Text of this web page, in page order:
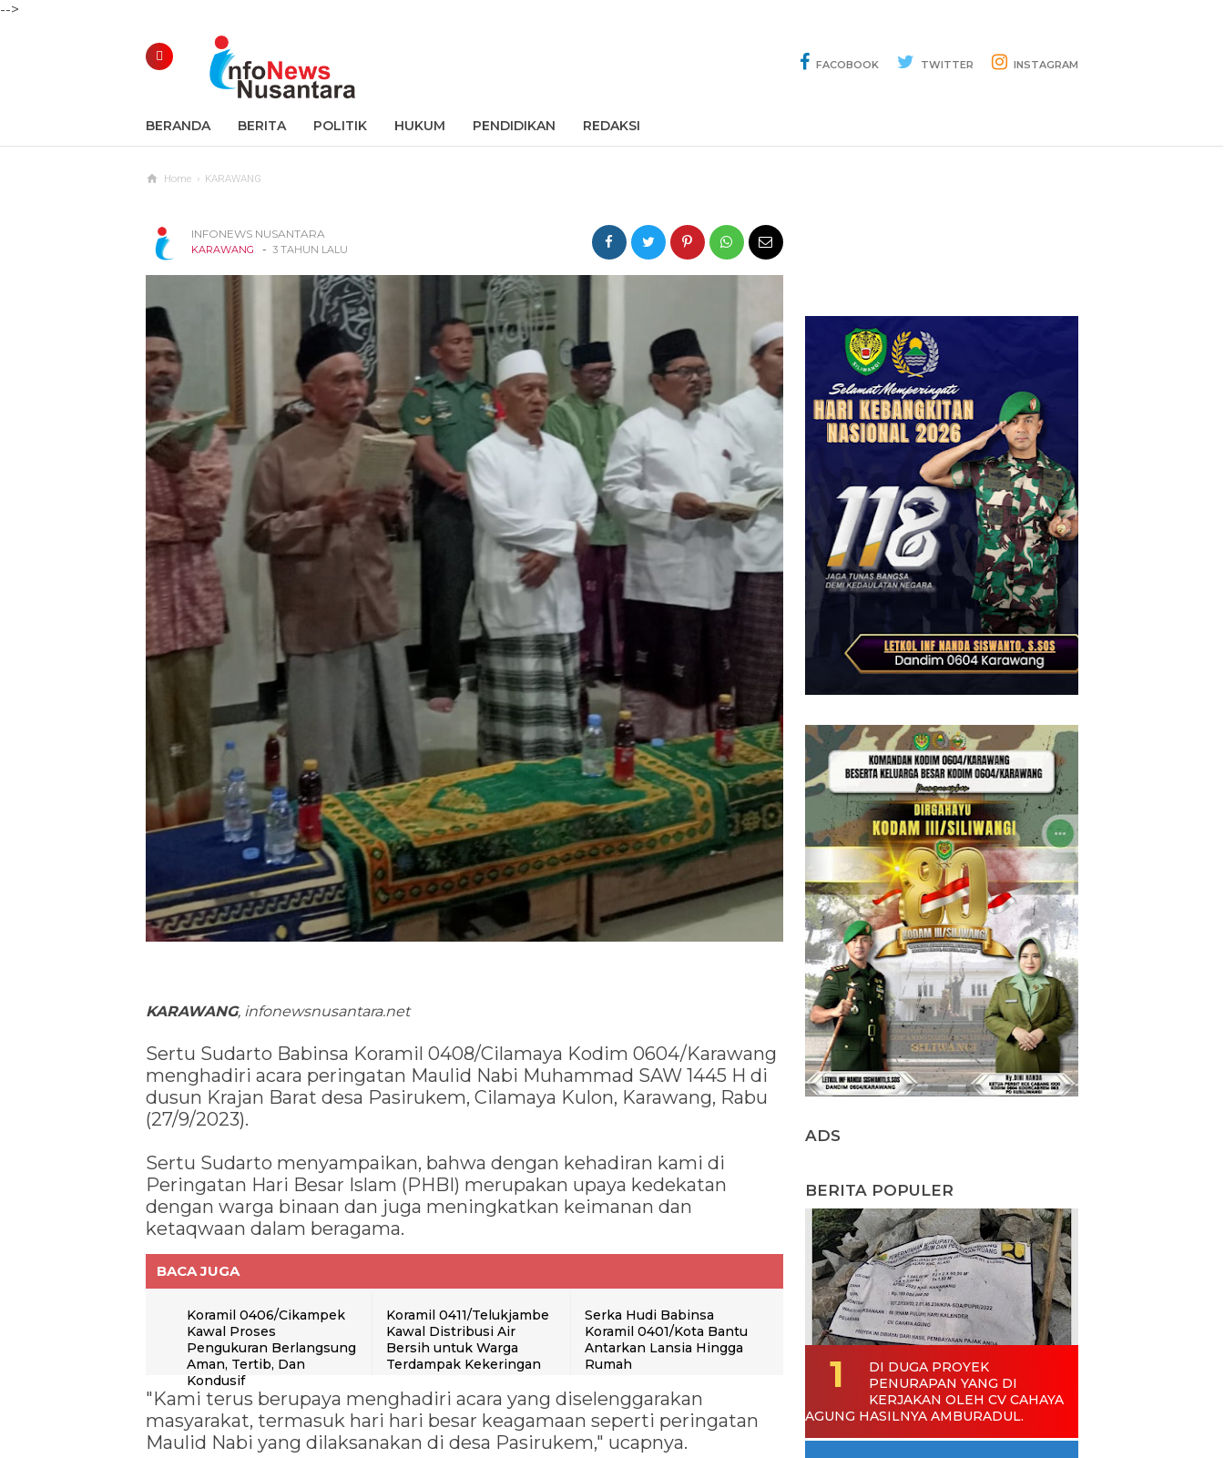
-->
FACOBOOK TWITTER INSTAGRAM
BERANDA BERITA POLITIK HUKUM PENDIDIKAN REDAKSI
Home › KARAWANG
INFONEWS NUSANTARA
KARAWANG - 3 TAHUN LALU
KARAWANG, infonewsnusantara.net
Sertu Sudarto Babinsa Koramil 0408/Cilamaya Kodim 0604/Karawang
menghadiri acara peringatan Maulid Nabi Muhammad SAW 1445 H di
dusun Krajan Barat desa Pasirukem, Cilamaya Kulon, Karawang, Rabu
(27/9/2023).
Sertu Sudarto menyampaikan, bahwa dengan kehadiran kami di
Peringatan Hari Besar Islam (PHBI) merupakan upaya kedekatan
dengan warga binaan dan juga meningkatkan keimanan dan
ketaqwaan dalam beragama.
BACA JUGA
Koramil 0406/Cikampek
Kawal Proses
Pengukuran Berlangsung
Aman, Tertib, Dan
Kondusif
Koramil 0411/Telukjambe
Kawal Distribusi Air
Bersih untuk Warga
Terdampak Kekeringan
Serka Hudi Babinsa
Koramil 0401/Kota Bantu
Antarkan Lansia Hingga
Rumah
"Kami terus berupaya menghadiri acara yang diselenggarakan
masyarakat, termasuk hari hari besar keagamaan seperti peringatan
Maulid Nabi yang dilaksanakan di desa Pasirukem," ucapnya.
ADS
BERITA POPULER
DI DUGA PROYEK
PENURAPAN YANG DI
KERJAKAN OLEH CV CAHAYA
AGUNG HASILNYA AMBURADUL.